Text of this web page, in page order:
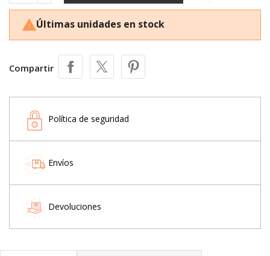
Últimas unidades en stock
Compartir
Política de seguridad
Envíos
Devoluciones